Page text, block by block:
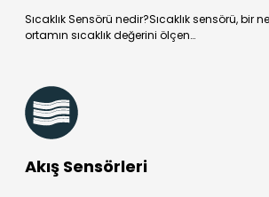
Sıcaklık Sensörü nedir?Sıcaklık sensörü, bir
ortamın sıcaklık değerini ölçen…
Akış Sensörleri